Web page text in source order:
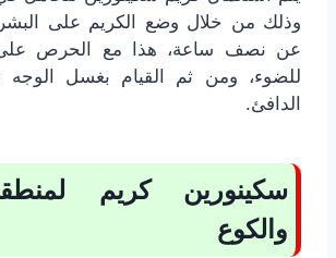
وذلك من خلال وضع الكريم على
عن نصف ساعة، هذا مع الحرص
للضوء، ومن ثم القيام بغسل الوجه
الدافئ.
سكينورين كريم
والكوع